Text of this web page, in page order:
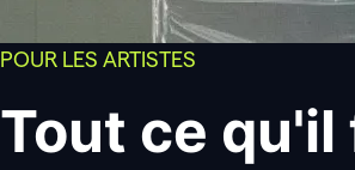
POUR LES ARTISTES
Tout ce